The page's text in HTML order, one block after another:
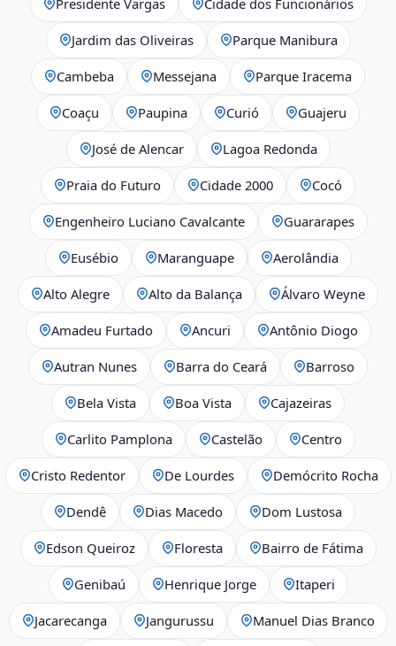
Jardim das Oliveiras Parque Manibura
Cambeba Messejana Parque Iracema
Coaçu Paupina Curió Guajeru
José de Alencar Lagoa Redonda
Praia do Futuro Cidade 2000 Cocó
Engenheiro Luciano Cavalcante Guararapes
Eusébio Maranguape Aerolândia
Alto Alegre Alto da Balança Álvaro Weyne
Amadeu Furtado Ancuri Antônio Diogo
Autran Nunes Barra do Ceará Barroso
Bela Vista Boa Vista Cajazeiras
Carlito Pamplona Castelão Centro
Cristo Redentor De Lourdes Demócrito Rocha
Dendê Dias Macedo Dom Lustosa
Edson Queiroz Floresta Bairro de Fátima
Genibaú Henrique Jorge Itaperi
Jacarecanga Jangurussu Manuel Dias Branco